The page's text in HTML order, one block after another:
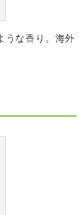
な香り。海外